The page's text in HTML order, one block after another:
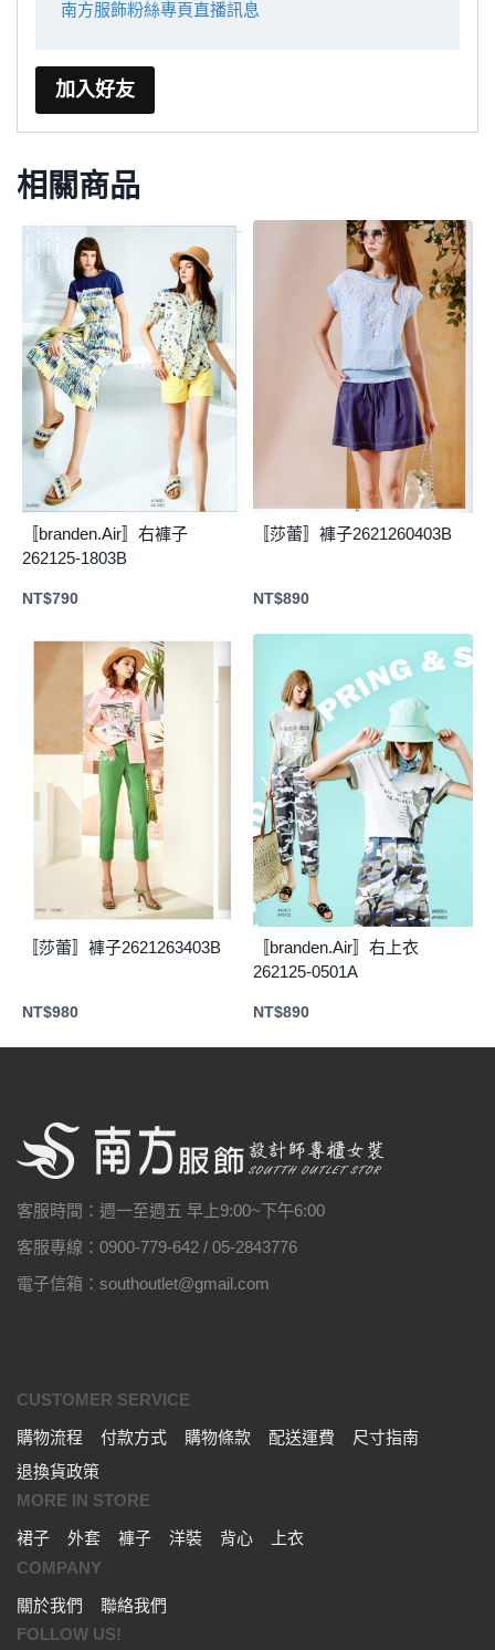
南方服飾粉絲專頁直播訊息
加入好友
相關商品
〚branden.Air〛右褲子
262125-1803B
NT$790
〚莎蕾〛褲子2621260403B
NT$890
〚莎蕾〛褲子2621263403B
NT$980
〚branden.Air〛右上衣
262125-0501A
NT$890
客服時間：週一至週五 早上9:00~下午6:00
客服專線：0900-779-642 / 05-2843776
電子信箱：southoutlet@gmail.com
CUSTOMER SERVICE
購物流程
付款方式 購物條款 配送運費
尺寸指南
退換貨政策
MORE IN STORE
裙子
外套 褲子 洋裝 背心
上衣
COMPANY
關於我們
聯絡我們
FOLLOW US!